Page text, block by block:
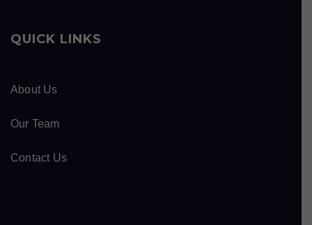
QUICK LINKS
About Us
Our Team
Contact Us